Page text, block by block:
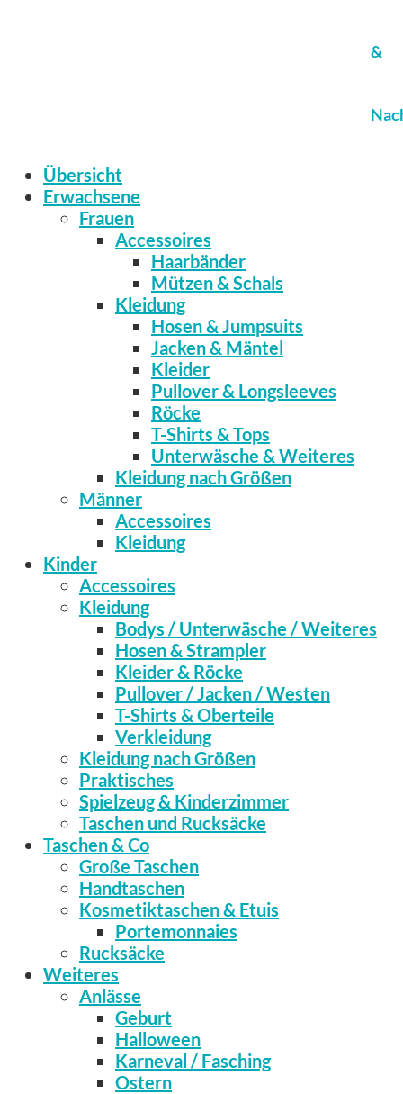
&
Übersicht
Erwachsene
Frauen
Accessoires
Haarbänder
Mützen & Schals
Kleidung
Hosen & Jumpsuits
Jacken & Mäntel
Kleider
Pullover & Longsleeves
Röcke
T-Shirts & Tops
Unterwäsche & Weiteres
Kleidung nach Größen
Männer
Accessoires
Kleidung
Kinder
Accessoires
Kleidung
Bodys / Unterwäsche / Weiteres
Hosen & Strampler
Kleider & Röcke
Pullover / Jacken / Westen
T-Shirts & Oberteile
Verkleidung
Kleidung nach Größen
Praktisches
Spielzeug & Kinderzimmer
Taschen und Rucksäcke
Taschen & Co
Große Taschen
Handtaschen
Kosmetiktaschen & Etuis
Portemonnaies
Rucksäcke
Weiteres
Anlässe
Geburt
Halloween
Karneval / Fasching
Ostern